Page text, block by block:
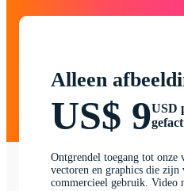
Alleen
US$ 9USD
Ontgrendel toegang tot onze
vectoren en graphics die
commercieel gebruik. Video